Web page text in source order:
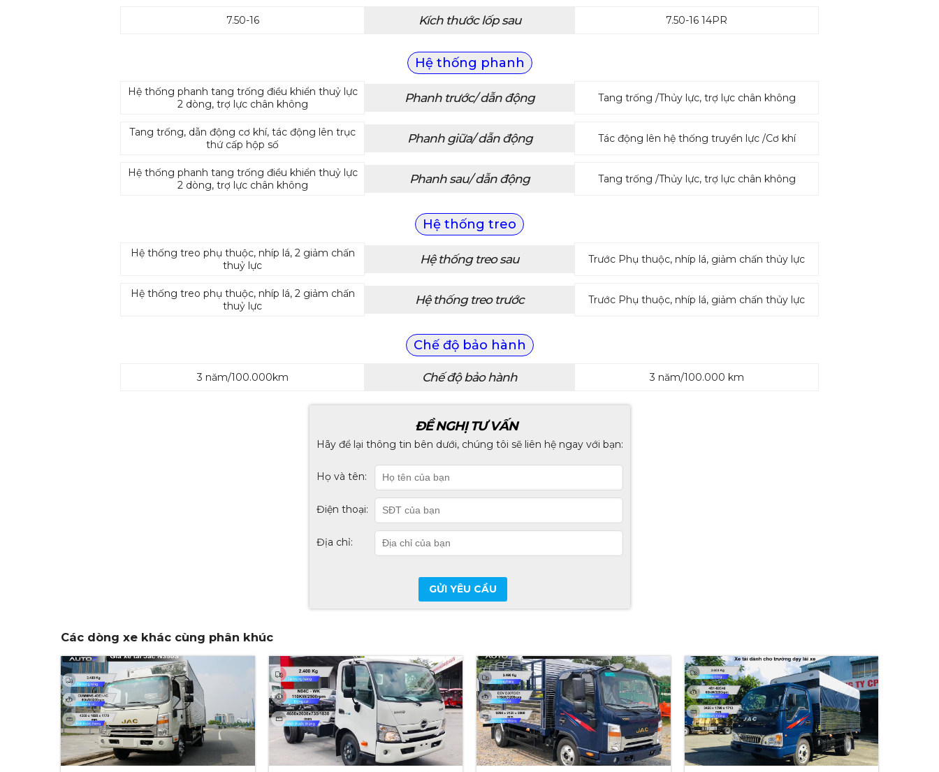
Kích thước lốp sau
7.50-16 7.50-16 14PR
Hệ thống phanh
Phanh trước/ dẫn động
Hệ thống phanh tang trống điều khiển thuỷ lực
2 dòng, trợ lực chân không
Tang trống /Thủy lực, trợ lực chân không
Phanh giữa/ dẫn động
Tang trống, dẫn động cơ khí, tác động lên trục
thứ cấp hộp số
Tác động lên hệ thống truyền lực /Cơ khí
Phanh sau/ dẫn động
Hệ thống phanh tang trống điều khiển thuỷ lực
2 dòng, trợ lực chân không
Tang trống /Thủy lực, trợ lực chân không
Hệ thống treo
Hệ thống treo sau
Hệ thống treo phụ thuộc, nhíp lá, 2 giảm chấn
thuỷ lực
Trước Phụ thuộc, nhíp lá, giảm chấn thủy lực
Hệ thống treo trước
Hệ thống treo phụ thuộc, nhíp lá, 2 giảm chấn
thuỷ lực
Trước Phụ thuộc, nhíp lá, giảm chấn thủy lực
Chế độ bảo hành
Chế độ bảo hành
3 năm/100.000km 3 năm/100.000 km
ĐỀ NGHỊ TƯ VẤN
Hãy để lại thông tin bên dưới, chúng tôi sẽ liên hệ ngay với bạn:
Họ và tên:
Điện thoại:
Địa chỉ:
GỬI YÊU CẦU
Các dòng xe khác cùng phân khúc